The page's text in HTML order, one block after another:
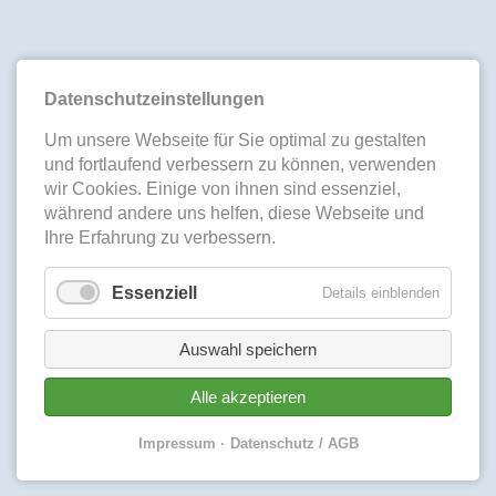
Datenschutzeinstellungen
Um unsere Webseite für Sie optimal zu gestalten
und fortlaufend verbessern zu können, verwenden
wir Cookies. Einige von ihnen sind essenziel,
während andere uns helfen, diese Webseite und
Ihre Erfahrung zu verbessern.
Essenziell Details einblenden
Auswahl speichern
Alle akzeptieren
Impressum Datenschutz / AGB